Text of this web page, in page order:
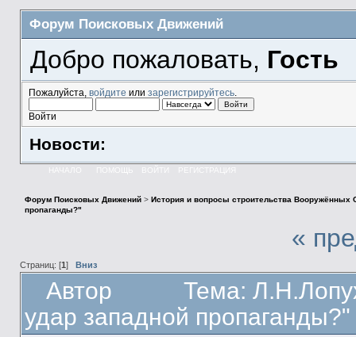
Форум Поисковых Движений
Добро пожаловать, Гость
Пожалуйста, войдите или зарегистрируйтесь.
Войти
Новости:
НАЧАЛО ПОМОЩЬ ВОЙТИ РЕГИСТРАЦИЯ
Форум Поисковых Движений> История и вопросы строительства Вооружённых
пропаганды?"
«
Страниц: [1 ] Вниз
Автор
Тема:
удар западной